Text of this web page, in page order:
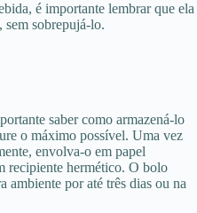
é importante lembrar que ela
sem sobrepujá-lo.
saber como armazená-lo
o máximo possível. Uma vez
envolva-o em papel
recipiente hermético. O bolo
ambiente por até três dias ou na